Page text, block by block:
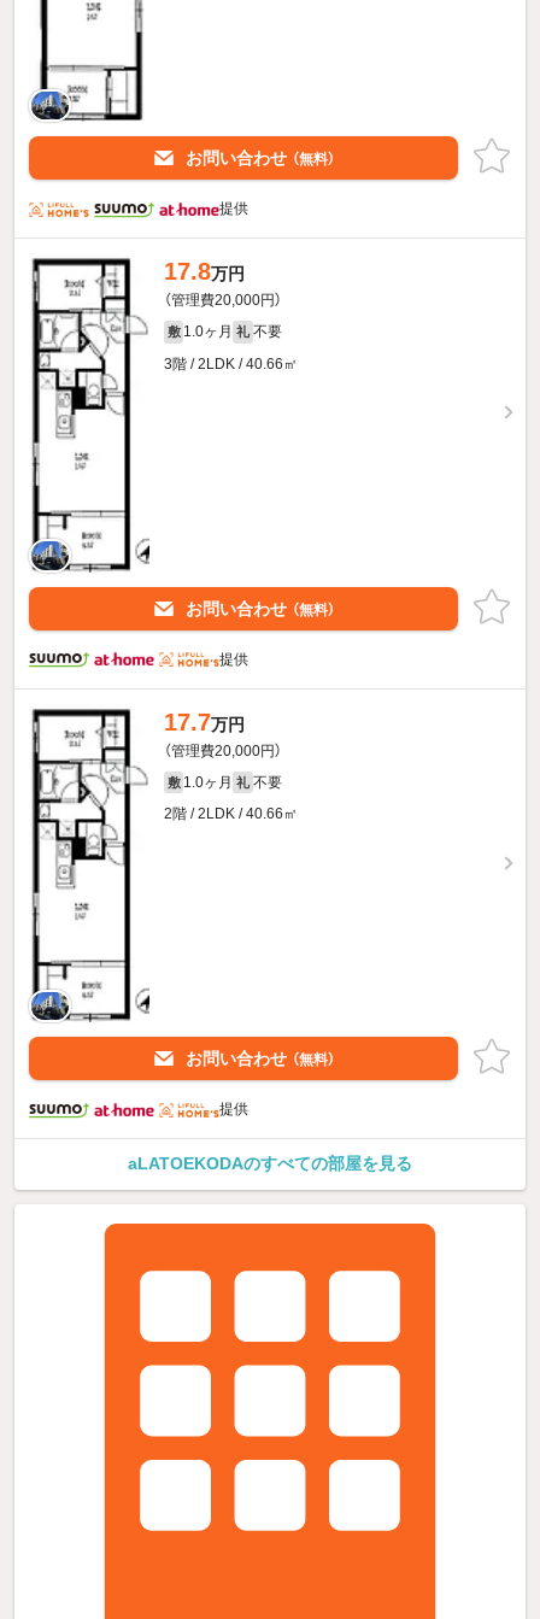
お問い合わせ （無料）
提供
17.8万円
（管理費20,000円）
敷 1.0ヶ月 礼 不要
3階 / 2LDK / 40.66㎡
お問い合わせ （無料）
提供
17.7万円
（管理費20,000円）
敷 1.0ヶ月 礼 不要
2階 / 2LDK / 40.66㎡
お問い合わせ （無料）
提供
aLATOEKODAのすべての部屋を見る